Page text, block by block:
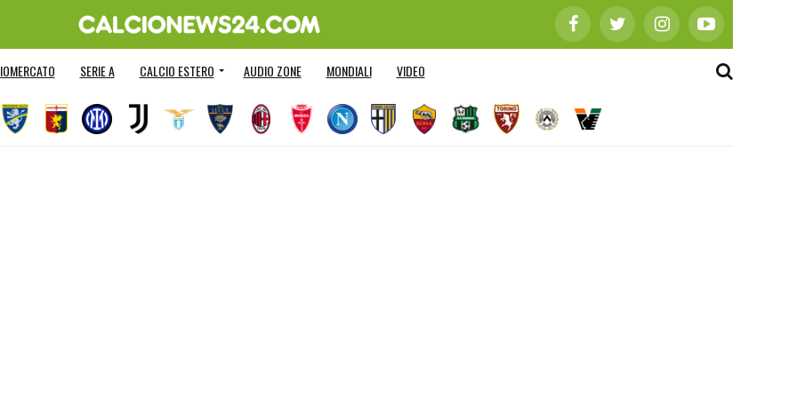
SERIE A CALCIO ESTERO AUDIO ZONE MONDIALI VIDEO